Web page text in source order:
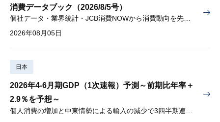
消費データブック（2026/8/5号）
個社データ・業界統計・JCB消費NOWから消費動向を先取り
2026年08月05日
日本
2026年4-6月期GDP（1次速報）予測～前期比年率＋
2.9％を予想～